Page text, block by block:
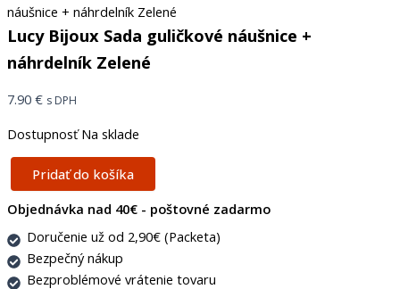
náušnice + náhrdelník Zelené
Lucy Bijoux Sada guličkové náušnice +
náhrdelník Zelené
7.90 € s DPH
Dostupnosť Na sklade
Pridať do košíka
Objednávka nad 40€ - poštovné zadarmo
Doručenie už od 2,90€ (Packeta)
Bezpečný nákup
Bezproblémové vrátenie tovaru